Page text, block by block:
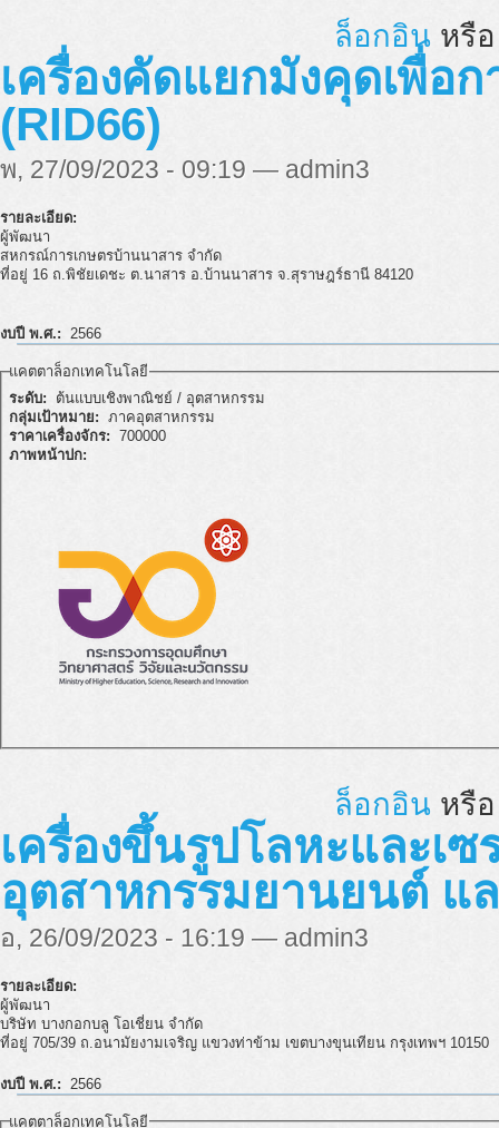
ล็อกอิน หรื
เครื่องคัดแยกมังคุดเพื่อ
(RID66)
พ, 27/09/2023 - 09:19 — admin3
รายละเอียด:
ผู้พัฒนา
สหกรณ์การเกษตรบ้านนาสาร จำกัด
ที่อยู่ 16 ถ.พิชัยเดชะ ต.นาสาร อ.บ้านนาสาร จ.สุราษฎร์ธานี 84120
งบปี พ.ศ.: 2566
แคตตาล็อกเทคโนโลยี
ระดับ:
ต้นแบบเชิงพาณิชย์ / อุตสาหกรรม
กลุ่มเป้าหมาย:
ภาคอุตสาหกรรม
ราคาเครื่องจักร:
700000
ภาพหน้าปก:
ล็อกอิน หรื
เครื่องขึ้นรูปโลหะและเ
อุตสาหกรรมยานยนต์ แ
อ, 26/09/2023 - 16:19 — admin3
รายละเอียด:
ผู้พัฒนา
บริษัท บางกอกบลู โอเชี่ยน จำกัด
ที่อยู่ 705/39 ถ.อนามัยงามเจริญ แขวงท่าข้าม เขตบางขุนเทียน กรุงเทพฯ 10150
งบปี พ.ศ.: 2566
แคตตาล็อกเทคโนโลยี